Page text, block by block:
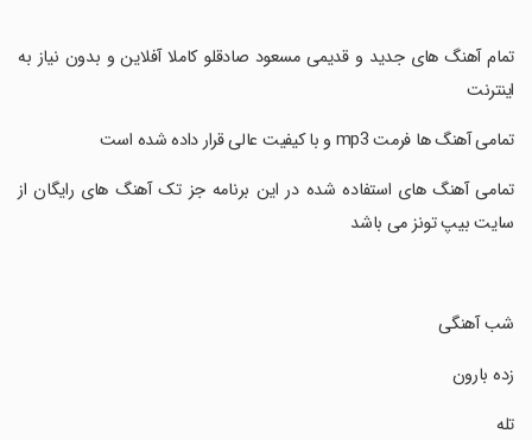
‏تمام آهنگ های جدید و قدیمی مسعود صادقلو کاملا آفلاین و بدون نیاز به
اینترنت
‏تمامی آهنگ ها فرمت mp3 و با کیفیت عالی قرار داده شده است
‏تمامی آهنگ های استفاده شده در این برنامه جز تک آهنگ های رایگان از
سایت بیپ تونز می باشد
‏شب آهنگی
‏زده بارون
‏تله